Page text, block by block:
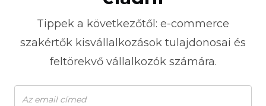
Tippek a következőtől: e-commerce
szakértők kisvállalkozások tulajdonosai és
feltörekvő vállalkozók számára.